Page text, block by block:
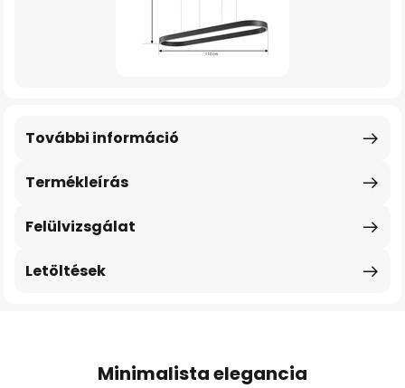
Termékleírás
További információ
Felülvizsgálat
Letöltések
Minimalista elegancia